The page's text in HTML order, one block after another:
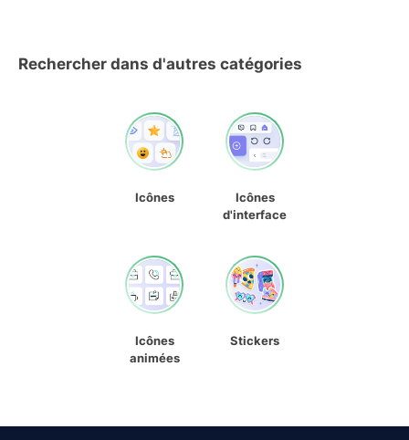
Rechercher dans d'autres catégories
Icônes
Icônes
d'interface
Icônes
animées
Stickers